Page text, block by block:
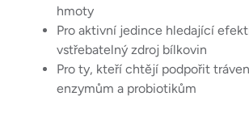
hmoty
Pro aktivní jedince hledající
vstřebatelný zdroj bílkovin
Pro ty, kteří chtějí podpořit
enzymům a probiotikům